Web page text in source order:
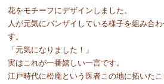
花をモチーフにデザインしました。
人が元気にバンザイしている様子を組み合
す。
「元気になりました！」
実はこれが一番嬉しい一言です。
江戸時代に松庵という医者この地に拓いた